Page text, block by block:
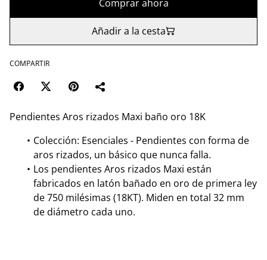
Comprar ahora
Añadir a la cesta
COMPARTIR
Pendientes Aros rizados Maxi baño oro 18K
Colección: Esenciales - Pendientes con forma de
aros rizados, un básico que nunca falla.
Los pendientes Aros rizados Maxi están
fabricados en latón bañado en oro de primera ley
de 750 milésimas (18KT). Miden en total 32 mm
de diámetro cada uno.